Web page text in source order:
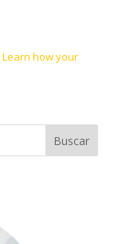
Learn how your